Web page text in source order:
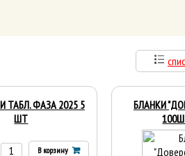
ТАБЛ. ФАЗА 2025 5
ШТ
В корзину
БЛАНКИ